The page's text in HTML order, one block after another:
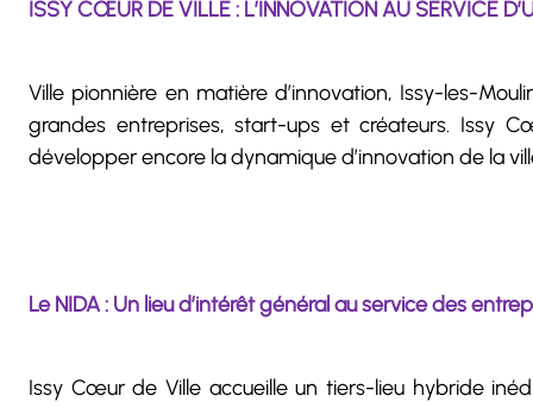
ISSY CŒUR DE VILLE : L’INNOVATION AU SERVICE
Ville pionnière en matière d’innovation, Issy-les-
grandes entreprises, start-ups et créateurs. Issy
développer encore la dynamique d’innovation de la
Le NIDA : Un lieu d’intérêt général au service des
Issy Cœur de Ville accueille un tiers-lieu hybride